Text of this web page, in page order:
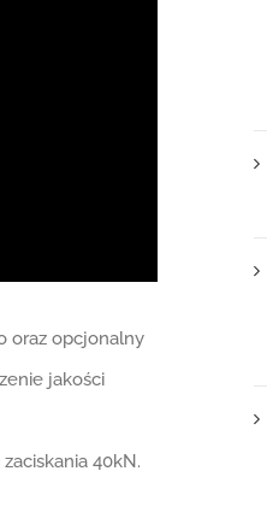
oraz opcjonalny
jakości
40kN.